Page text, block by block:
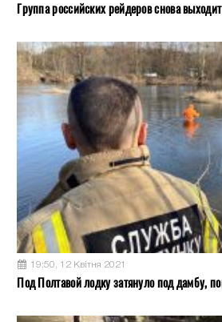
Группа российских рейдеров снова
19:50, 12 Квітня 2021
Под Полтавой лодку затянуло под дамбу,